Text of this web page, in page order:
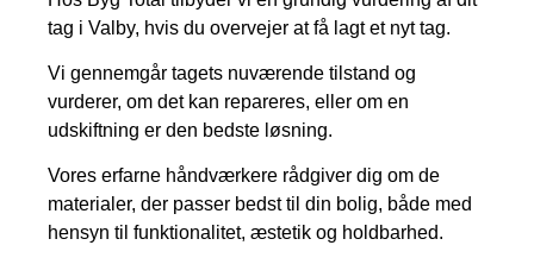
tag i Valby, hvis du overvejer at få lagt et nyt tag.
Vi gennemgår tagets nuværende tilstand og
vurderer, om det kan repareres, eller om en
udskiftning er den bedste løsning.
Vores erfarne håndværkere rådgiver dig om de
materialer, der passer bedst til din bolig, både med
hensyn til funktionalitet, æstetik og holdbarhed.